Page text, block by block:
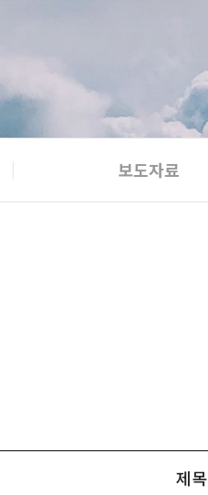
보도자료
제목